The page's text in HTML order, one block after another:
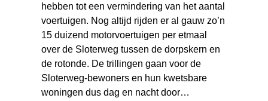
hebben tot een vermindering van het aantal
voertuigen. Nog altijd rijden er al gauw zo’n
15 duizend motorvoertuigen per etmaal
over de Sloterweg tussen de dorpskern en
de rotonde. De trillingen gaan voor de
Sloterweg-bewoners en hun kwetsbare
woningen dus dag en nacht door…